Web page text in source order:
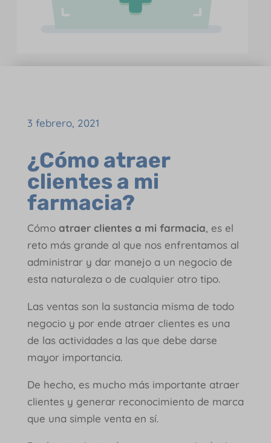
3 febrero, 2021
¿Cómo atraer
clientes a mi
farmacia?
Cómo atraer clientes a mi farmacia, es el
reto más grande al que nos enfrentamos al
administrar y dar manejo a un negocio de
esta naturaleza o de cualquier otro tipo.
Las ventas son la sustancia misma de todo
negocio y por ende atraer clientes es una
de las actividades a las que debe darse
mayor importancia.
De hecho, es mucho más importante atraer
clientes y generar reconocimiento de marca
que una simple venta en sí.